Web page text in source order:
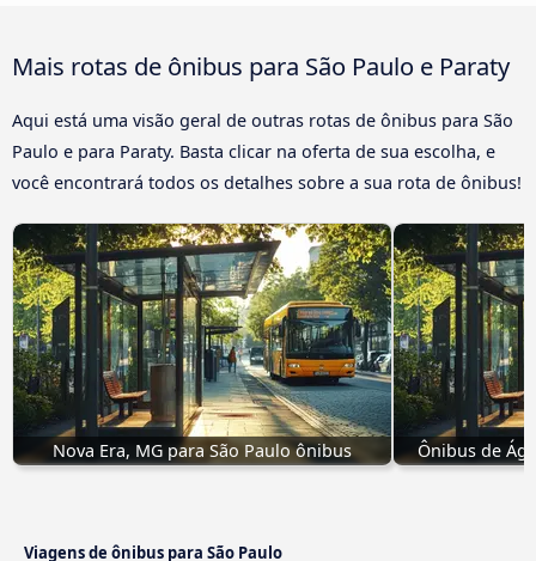
Mais rotas de ônibus para São Paulo e Paraty
Aqui está uma visão geral de outras rotas de ônibus para São
Paulo e para Paraty. Basta clicar na oferta de sua escolha, e
você encontrará todos os detalhes sobre a sua rota de ônibus!
Nova Era, MG para São Paulo ônibus Ônibus de
Viagens de ônibus para São Paulo